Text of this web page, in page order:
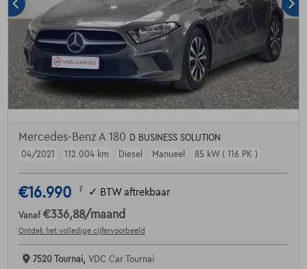
Mercedes-Benz A 180 D BUSINESS SOLUTION
04/2021
112.004 km Diesel Manueel 85 kW ( 116 PK )
€16.990 1 ✓ BTW aftrekbaar
Vanaf €336,88/maand
Ontdek het volledige cijfervoorbeeld
7520 Tournai, VDC Car Tournai